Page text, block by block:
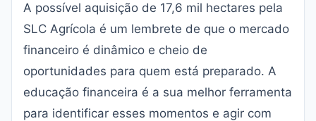
A possível aquisição de 17,6 mil hectares pela
SLC Agrícola é um lembrete de que o mercado
financeiro é dinâmico e cheio de
oportunidades para quem está preparado. A
educação financeira é a sua melhor ferramenta
para identificar esses momentos e agir com